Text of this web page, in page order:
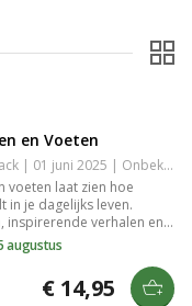
en Voeten
Nederlands | Paperback | 01 juni 2025 | Onbekend | 9789083531007
voeten laat zien hoe
in je dagelijks leven.
inspirerende verhalen en
maken bidden tot iets
in zorg, muziek,
augustus
€ 14,95